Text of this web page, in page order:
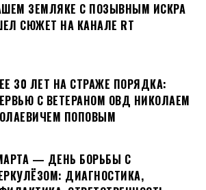
ЗЕМЛЯКЕ С ПОЗЫВНЫМ ИСКРА
СЮЖЕТ НА КАНАЛЕ RT
30 ЛЕТ НА СТРАЖЕ ПОРЯДКА:
С ВЕТЕРАНОМ ОВД НИКОЛАЕМ
ПОПОВЫМ
— ДЕНЬ БОРЬБЫ С
ДИАГНОСТИКА,